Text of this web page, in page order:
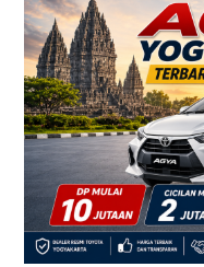
Harga
Agya
Yogyakarta
–
Promo
DP
Ringan
Cicilan